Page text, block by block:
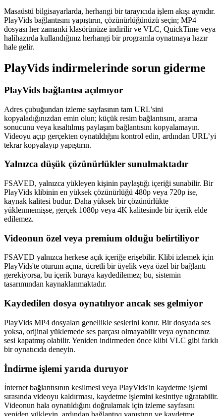
Masaüstü bilgisayarlarda, herhangi bir tarayıcıda işlem akışı aynıdır.
PlayVids bağlantısını yapıştırın, çözünürlüğünüzü seçin; MP4
dosyası her zamanki klasörünüze indirilir ve VLC, QuickTime veya
halihazırda kullandığınız herhangi bir programla oynatmaya hazır
hale gelir.
PlayVids indirmelerinde sorun giderme
PlayVids bağlantısı açılmıyor
Adres çubuğundan izleme sayfasının tam URL’sini
kopyaladığınızdan emin olun; küçük resim bağlantısını, arama
sonucunu veya kısaltılmış paylaşım bağlantısını kopyalamayın.
Videoyu açıp gerçekten oynatıldığını kontrol edin, ardından URL’yi
tekrar kopyalayıp yapıştırın.
Yalnızca düşük çözünürlükler sunulmaktadır
FSAVED, yalnızca yükleyen kişinin paylaştığı içeriği sunabilir. Bir
PlayVids klibinin en yüksek çözünürlüğü 480p veya 720p ise,
kaynak kalitesi budur. Daha yüksek bir çözünürlükte
yüklenmemişse, gerçek 1080p veya 4K kalitesinde bir içerik elde
edilemez.
Videonun özel veya premium olduğu belirtiliyor
FSAVED yalnızca herkese açık içeriğe erişebilir. Klibi izlemek için
PlayVids'te oturum açma, ücretli bir üyelik veya özel bir bağlantı
gerekiyorsa, bu içerik buraya kaydedilemez; bu, sistemin
tasarımından kaynaklanmaktadır.
Kaydedilen dosya oynatılıyor ancak ses gelmiyor
PlayVids MP4 dosyaları genellikle seslerini korur. Bir dosyada ses
yoksa, orijinal yüklemede ses parçası olmayabilir veya oynatıcınız
sesi kapatmış olabilir. Yeniden indirmeden önce klibi VLC gibi farklı
bir oynatıcıda deneyin.
İndirme işlemi yarıda duruyor
İnternet bağlantısının kesilmesi veya PlayVids'in kaydetme işlemi
sırasında videoyu kaldırması, kaydetme işlemini kesintiye uğratabilir.
Videonun hala oynatıldığını doğrulamak için izleme sayfasını